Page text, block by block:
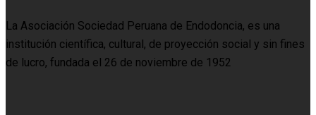
La Asociación Sociedad Peruana de Endodoncia, es una
institución científica, cultural, de proyección social y sin fines
de lucro, fundada el 26 de noviembre de 1952